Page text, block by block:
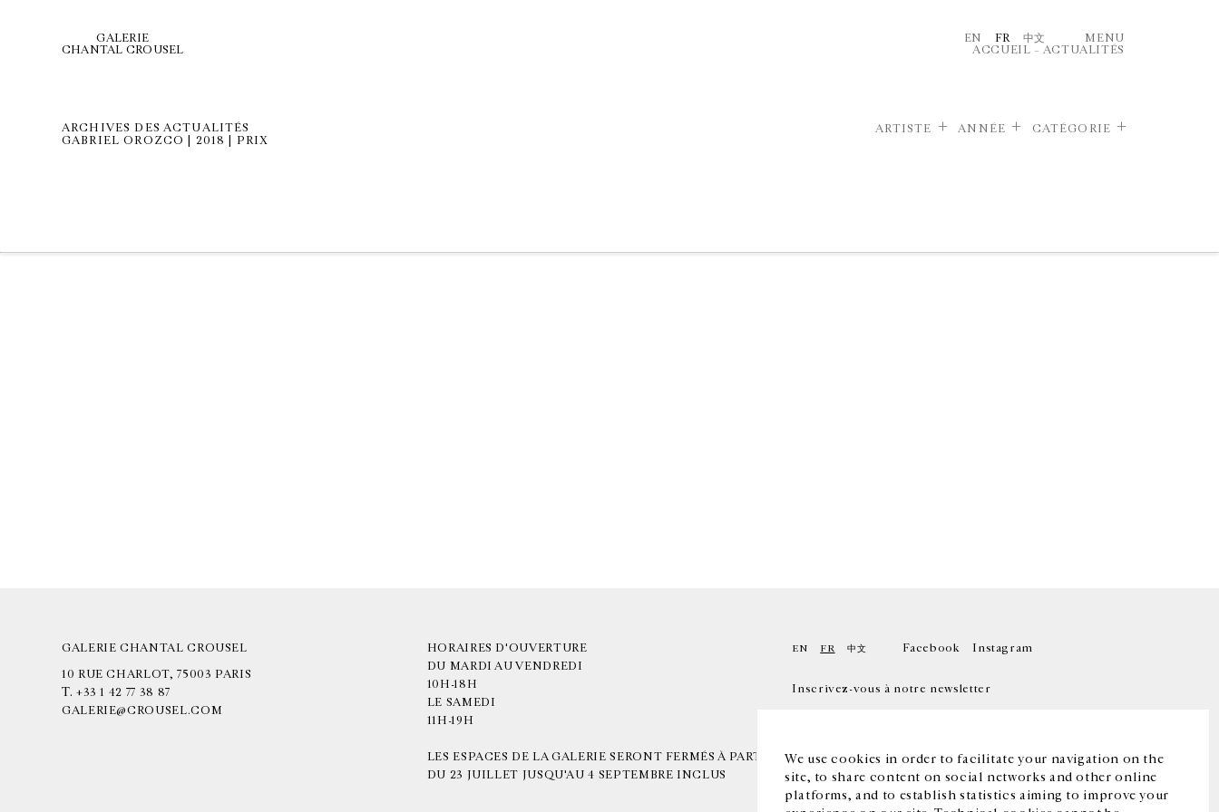
We use cookies in order to facilitate your navigation on the
site, to share content on social networks and other online
platforms, and to establish statistics aiming to improve your
GALERIE
CHANTAL CROUSEL
EN FR 中文
MENU
ACCUEIL – ACTUALITÉS
ARCHIVES DES ACTUALITÉS
GABRIEL OROZCO | 2018 | PRIX
ARTISTE ANNÉE CATÉGORIE
GALERIE CHANTAL CROUSEL
10 RUE CHARLOT, 75003 PARIS
T. +33 1 42 77 38 87
GALERIE@CROUSEL.COM
HORAIRES D'OUVERTURE
DU MARDI AU VENDREDI
10H-18H
LE SAMEDI
11H-19H
LES ESPACES DE LA GALERIE SERONT FERMÉS À PARTIR
DU 23 JUILLET JUSQU'AU 4 SEPTEMBRE INCLUS
EN FR 中文 Facebook Instagram
Inscrivez-vous à notre newsletter